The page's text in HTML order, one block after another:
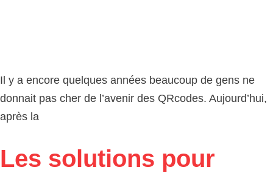
Il y a encore quelques années beaucoup de gens ne
donnait pas cher de l’avenir des QRcodes. Aujourd’hui,
après la
Les solutions pour